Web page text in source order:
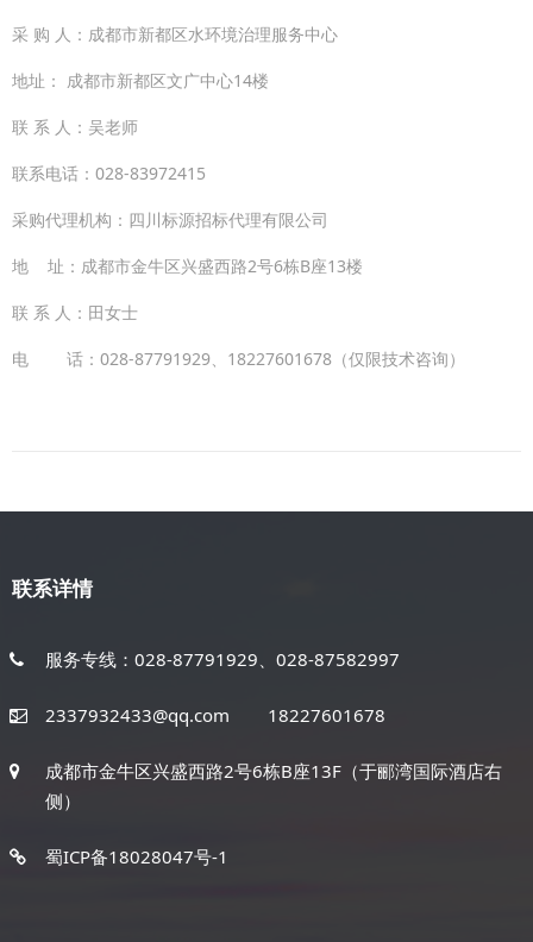
采 购 人：成都市新都区水环境治理服务中心
地址： 成都市新都区文广中心14楼
联 系 人：吴老师
联系电话：028-83972415
采购代理机构：四川标源招标代理有限公司
地 址：成都市金牛区兴盛西路2号6栋B座13楼
联 系 人：田女士
电 话：028-87791929、18227601678（仅限技术咨询）
联系详情
服务专线：028-87791929、028-87582997
2337932433@qq.com 18227601678
成都市金牛区兴盛西路2号6栋B座13F（于郦湾国际酒店右
侧）
蜀ICP备18028047号-1